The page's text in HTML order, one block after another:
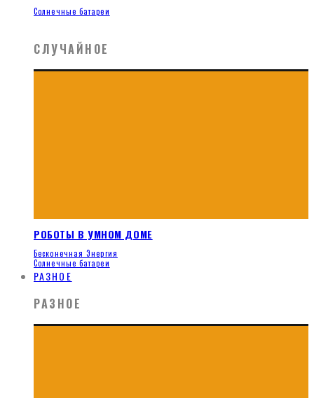
Солнечные батареи
СЛУЧАЙНОЕ
РОБОТЫ В УМНОМ ДОМЕ
Бесконечная Энергия
Солнечные батареи
РАЗНОЕ
РАЗНОЕ